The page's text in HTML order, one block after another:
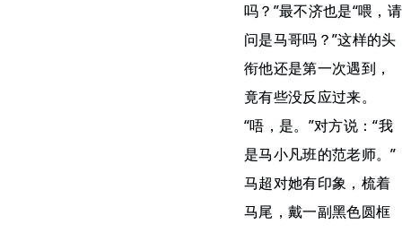
吗？”最不济也是“喂，请
问是马哥吗？”这样的头
衔他还是第一次遇到，
竟有些没反应过来。
“唔，是。”对方说：“我
是马小凡班的范老师。”
马超对她有印象，梳着
马尾，戴一副黑色圆框